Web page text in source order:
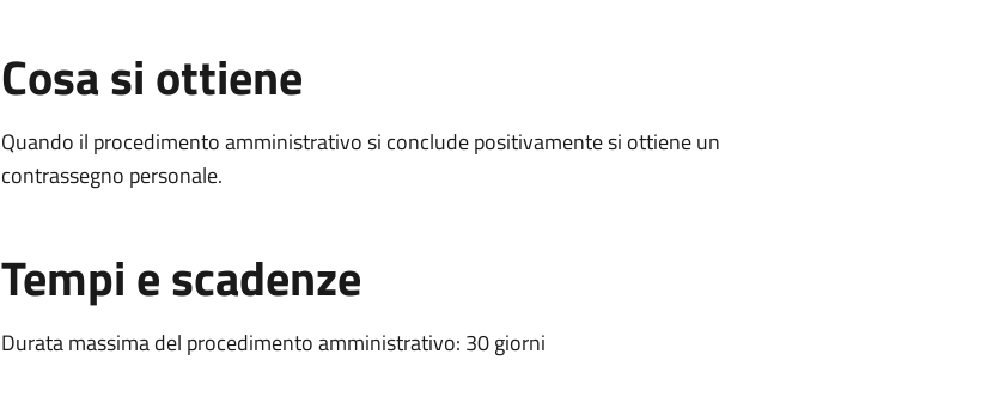
Cosa si ottiene
Quando il procedimento amministrativo si conclude positivamente si ottiene un
contrassegno personale.
Tempi e scadenze
Durata massima del procedimento amministrativo: 30 giorni